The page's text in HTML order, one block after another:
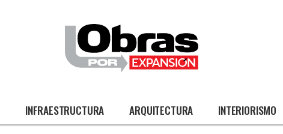
INFRAESTRUCTURA ARQUITECTURA INTERIORISMO